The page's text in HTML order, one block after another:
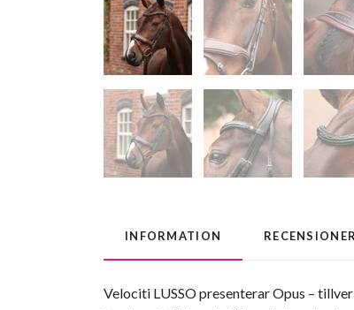
INFORMATION RECENSIONER
Velociti LUSSO presenterar Opus –